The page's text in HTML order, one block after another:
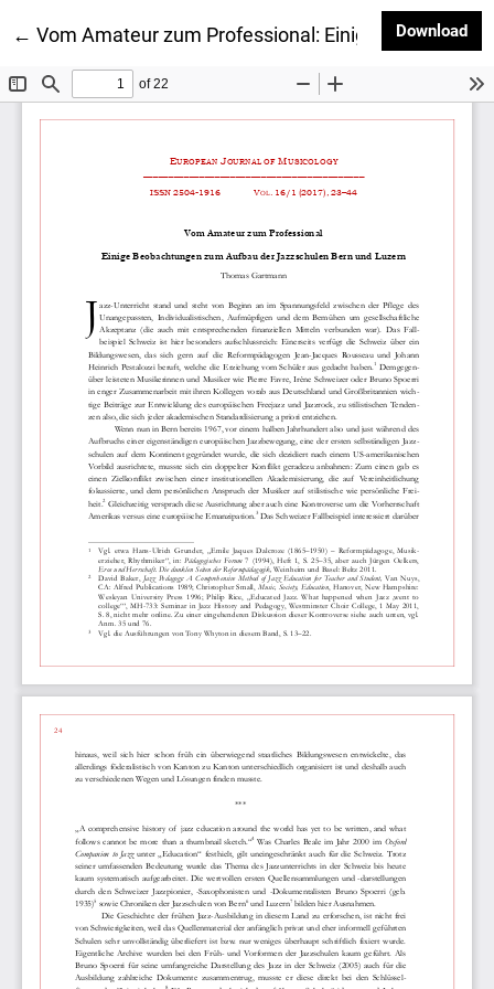
← Return to Article Details
Vom Amateur zum Professional: Einige Download